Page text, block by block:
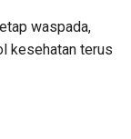
waspada,
kesehatan terus